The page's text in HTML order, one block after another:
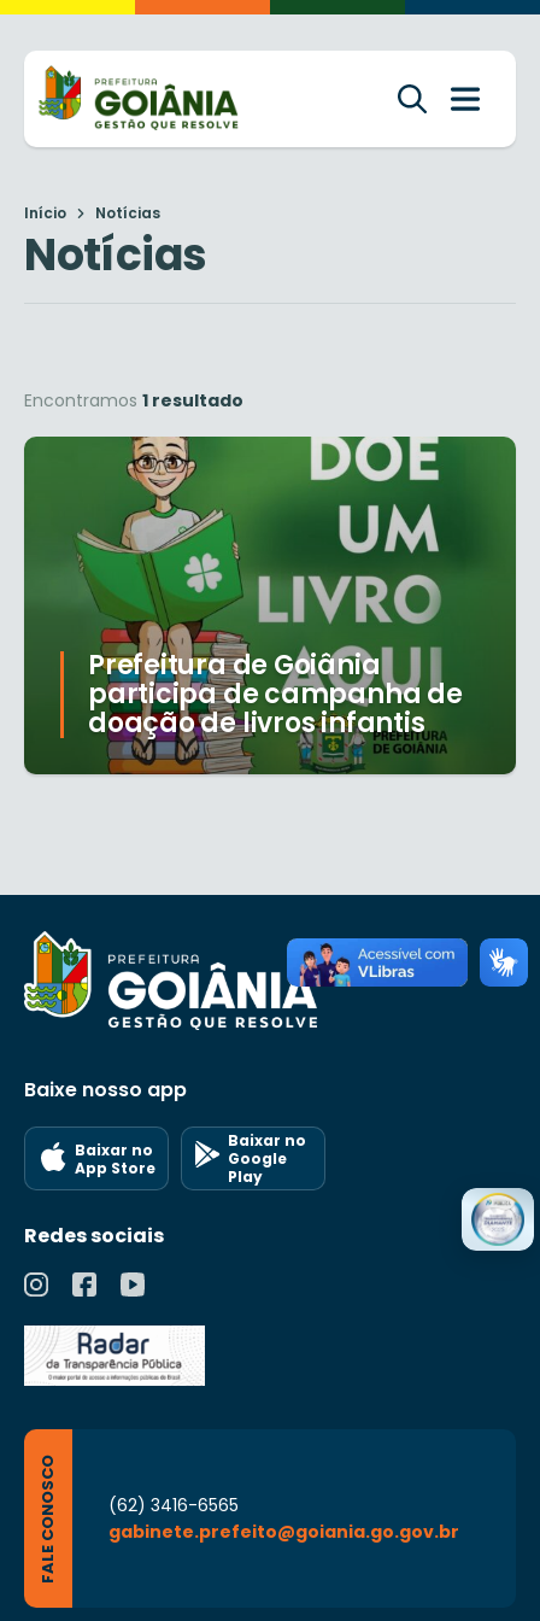
Início Notícias
Notícias
Encontramos 1 resultado
Prefeitura de Goiânia
participa de campanha de
doação de livros infantis
Baixe nosso app
Baixar no
App Store
Baixar no
Google
Play
Redes sociais
FALE CONOSCO
(62) 3416-6565
gabinete.prefeito@goiania.go.gov.br